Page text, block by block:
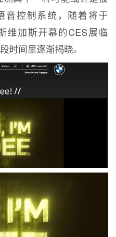
音控制系统，随着将于
维加斯开幕的CES展临
时间里逐渐揭晓。